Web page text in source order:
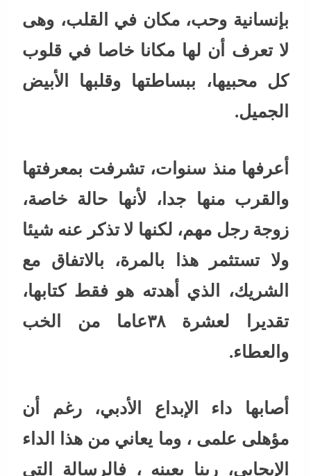
بإنسانية وحب، مكان في القلب، وهى
لا تعرف أن لها مكانا خاصا في قلوب
كل محبيها، ببساطتها وقلبها الأبيض
الجميل.
أعرفها منذ سنوات، تشرفت بمعرفتها
والقرب منها جدا، لأنها حالة خاصة،
زوجة رجل مهم، لكنها لا تذكر عنه شيئا
ولا تستثمر هذا بالمرة، بالاتفاق مع
الشريك، الذي أهدته هو فقط كتابها،
تقديرا لعشرة ٣٨عاما من الخب
والعطاء.
أصابها داء الإبداع الأدبي، رغم أن
مؤهلى علمى ، وما يعاني من هذا الداء
الإيجابي، ربنا يعينه ، فالرسالة التى